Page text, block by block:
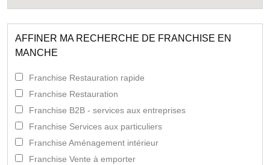
AFFINER MA RECHERCHE DE FRANCHISE EN
MANCHE
Franchise Restauration rapide
Franchise Restauration
Franchise B2B - services aux entreprises
Franchise Services aux particuliers
Franchise Aménagement intérieur
Franchise Vente à emporter